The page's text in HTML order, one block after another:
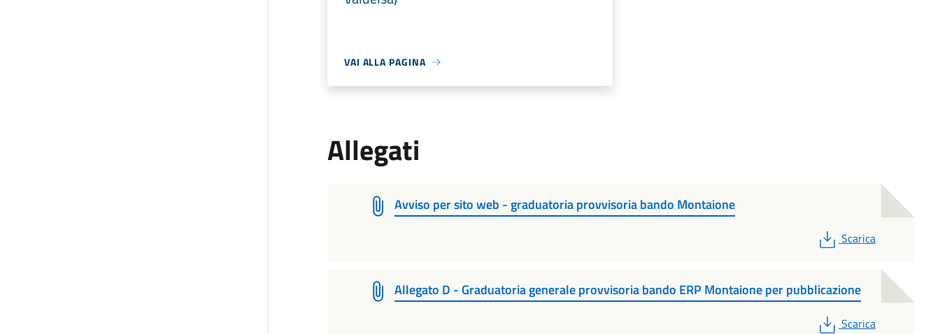
VAI ALLA PAGINA
Allegati
Avviso per sito web - graduatoria provvisoria bando Montaione
PDF
Scarica
Allegato D - Graduatoria generale provvisoria bando ERP Montaione per pubblicazione
PDF
Scarica